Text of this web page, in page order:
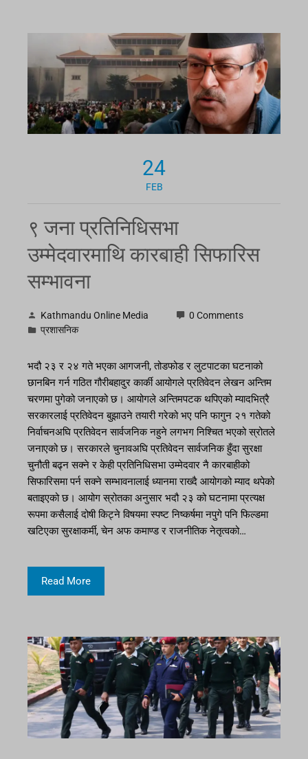
24
FEB
९ जना प्रतिनिधिसभा
उम्मेदवारमाथि कारबाही सिफारिस
सम्भावना
Kathmandu Online Media
0 Comments
प्रशासनिक
भदौ २३ र २४ गते भएका आगजनी, तोडफोड र लुटपाटका घटनाको
छानबिन गर्न गठित गौरीबहादुर कार्की आयोगले प्रतिवेदन लेखन अन्तिम
चरणमा पुगेको जनाएको छ। आयोगले अन्तिमपटक थपिएको म्यादभित्रै
सरकारलाई प्रतिवेदन बुझाउने तयारी गरेको भए पनि फागुन २१ गतेको
निर्वाचनअघि प्रतिवेदन सार्वजनिक नहुने लगभग निश्चित भएको स्रोतले
जनाएको छ। सरकारले चुनावअघि प्रतिवेदन सार्वजनिक हुँदा सुरक्षा
चुनौती बढ्न सक्ने र केही प्रतिनिधिसभा उम्मेदवार नै कारबाहीको
सिफारिसमा पर्न सक्ने सम्भावनालाई ध्यानमा राख्दै आयोगको म्याद थपेको
बताइएको छ। आयोग स्रोतका अनुसार भदौ २३ को घटनामा प्रत्यक्ष
रूपमा कसैलाई दोषी किट्ने विषयमा स्पष्ट निष्कर्षमा नपुगे पनि फिल्डमा
खटिएका सुरक्षाकर्मी, चेन अफ कमाण्ड र राजनीतिक नेतृत्वको…
Read More